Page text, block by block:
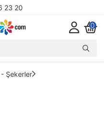
23 20
0
Şekerler